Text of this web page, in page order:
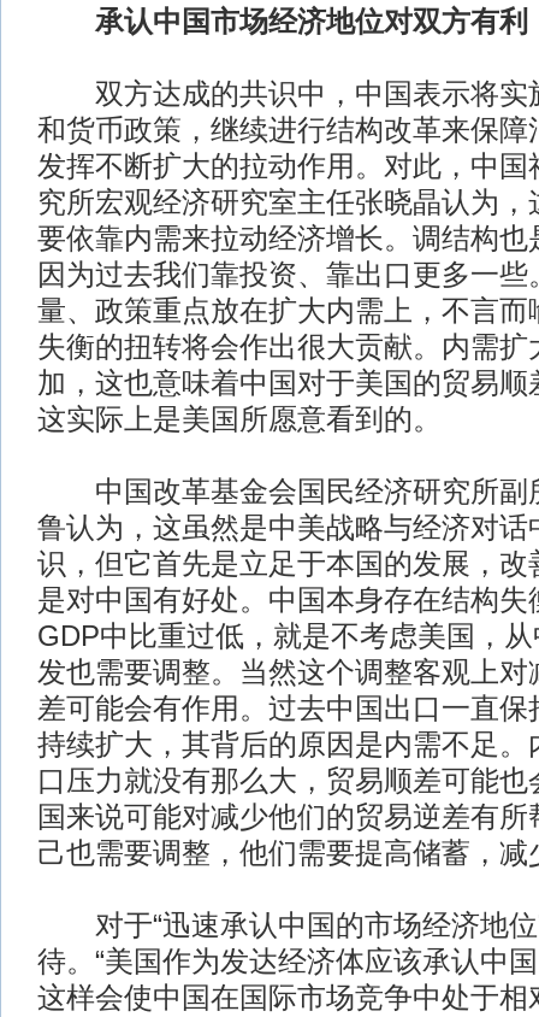
承认中国市场经济地位对双方有利
双方达成的共识中，中国表示将实
和货币政策，继续进行结构改革来保障
发挥不断扩大的拉动作用。对此，中国
究所宏观经济研究室主任张晓晶认为
要依靠内需来拉动经济增长。调结构也
因为过去我们靠投资、靠出口更多一些
量、政策重点放在扩大内需上，不言而
失衡的扭转将会作出很大贡献。内需扩
加，这也意味着中国对于美国的贸易顺
这实际上是美国所愿意看到的。
中国改革基金会国民经济研究所副
鲁认为，这虽然是中美战略与经济对话
识，但它首先是立足于本国的发展，改
是对中国有好处。中国本身存在结构失
GDP中比重过低，就是不考虑美国，
发也需要调整。当然这个调整客观上对
差可能会有作用。过去中国出口一直保
持续扩大，其背后的原因是内需不足。
口压力就没有那么大，贸易顺差可能
国来说可能对减少他们的贸易逆差有
己也需要调整，他们需要提高储蓄，减
对于“迅速承认中国的市场经济地位
待。“美国作为发达经济体应该承认中
这样会使中国在国际市场竞争中处于相